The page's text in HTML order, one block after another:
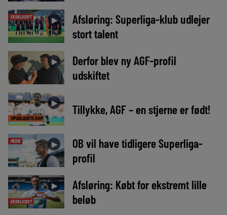
EKSKLUSIVT ►
Afsløring: Superliga-klub udlejer
stort talent
►
Derfor blev ny AGF-profil
udskiftet
TIPSBLADETS DOM
► Tillykke, AGF – en stjerne er født!
MEDIE ►
OB vil have tidligere Superliga-
profil
EKSKLUSIVT
►
Afsløring: Købt for ekstremt lille
beløb